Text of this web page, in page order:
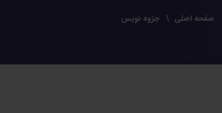
صفحه اصلی جزوه نویس